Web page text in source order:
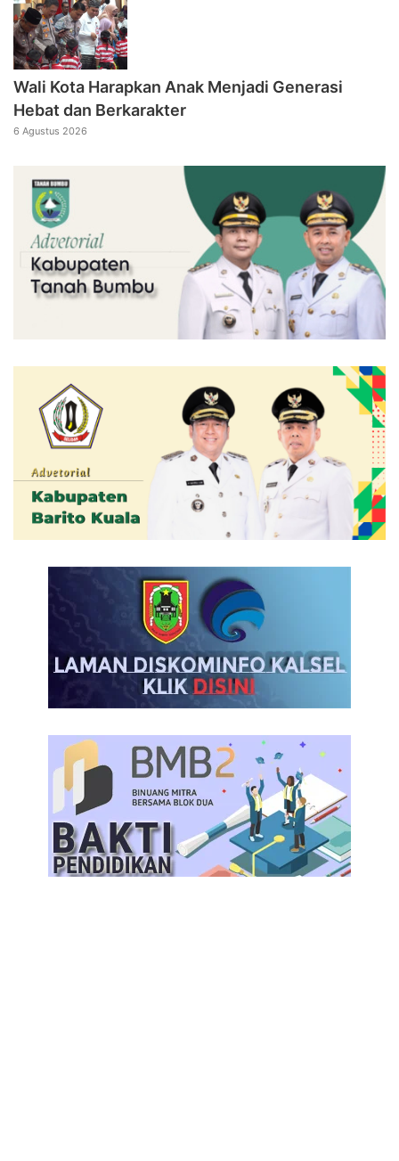
Wali Kota Harapkan Anak Menjadi Generasi
Hebat dan Berkarakter
6 Agustus 2026